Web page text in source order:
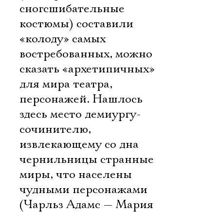
сногсшибательные
костюмы) составили
«колоду» самых
востребованных, можно
сказать «архетипичных»
для мира театра,
персонажей. Нашлось
здесь место демиургу-
сочинителю,
извлекающему со дна
чернильницы странные
миры, что населены
чудными персонажами
(Чарльз Адамс — Мария